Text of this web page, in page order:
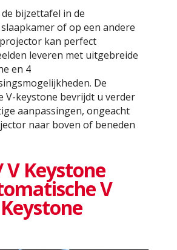
bijzettafel in de
of op een andere
kan perfect
leveren met uitgebreide
en 4
De
V-keystone bevrijdt u verder
aanpassingen, ongeacht
naar boven of beneden
V Keystone
V
Keystone